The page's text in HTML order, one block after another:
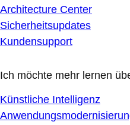
Architecture Center
Sicherheitsupdates
Kundensupport
Ich möchte mehr lernen
Künstliche Intelligenz